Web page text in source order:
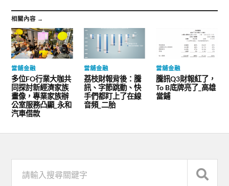
相關內容 →
當舖金融
多位FO行業大咖共
同探討新經濟家族
畫像，專業家族辦
公室服務凸顯_永和
汽車借款
當舖金融
荔枝財報背後：騰
訊、字節跳動、快
手們都盯上了在線
音頻_二胎
當舖金融
騰訊Q3財報紅了，
To B底牌亮了_高雄
當鋪